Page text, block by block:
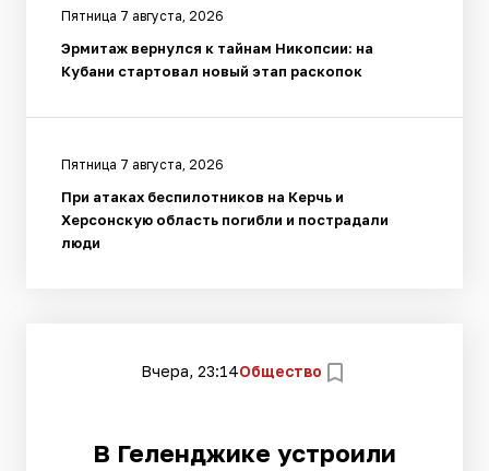
Пятница 7 августа, 2026
Эрмитаж вернулся к тайнам Никопсии: на
Кубани стартовал новый этап раскопок
Пятница 7 августа, 2026
При атаках беспилотников на Керчь и
Херсонскую область погибли и пострадали
люди
Вчера, 23:14Общество
В Геленджике устроили